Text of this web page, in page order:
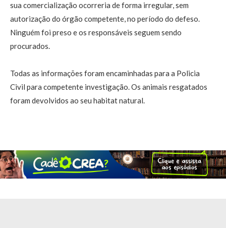
sua comercialização ocorreria de forma irregular, sem
autorização do órgão competente, no período do defeso.
Ninguém foi preso e os responsáveis seguem sendo
procurados.
Todas as informações foram encaminhadas para a Policia
Civil para competente investigação. Os animais resgatados
foram devolvidos ao seu habitat natural.